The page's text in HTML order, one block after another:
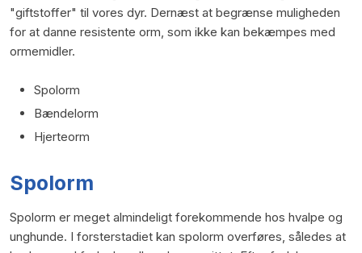
"giftstoffer" til vores dyr. Dernæst at begrænse muligheden
for at danne resistente orm, som ikke kan bekæmpes med
ormemidler.
Spolorm
Bændelorm
Hjerteorm
Spolorm​
Spolorm er meget almindeligt forekommende hos hvalpe og
unghunde. I forsterstadiet kan spolorm overføres, således at